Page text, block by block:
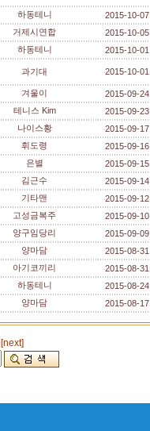
하동테니 2015-10-07
거제시연합 2015-10-05
하동테니 2015-10-01
과기대 2015-10-01
겨울이 2015-09-24
테니스 Kim 2015-09-23
나이스황 2015-09-17
휘도령 2015-09-16
은별 2015-09-15
김근수 2015-09-14
기타맨 2015-09-12
고성금복주 2015-09-10
양구임당리 2015-09-09
양마담 2015-08-31
아기코끼리 2015-08-31
하동테니 2015-08-24
양마담 2015-08-17
[next]